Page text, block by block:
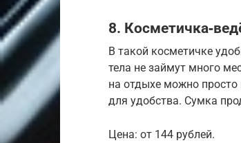
8.
В такой косметичке
тела не займут много
на отдыхе можно просто
для удобства. Сумка
Цена: от 144 рублей.